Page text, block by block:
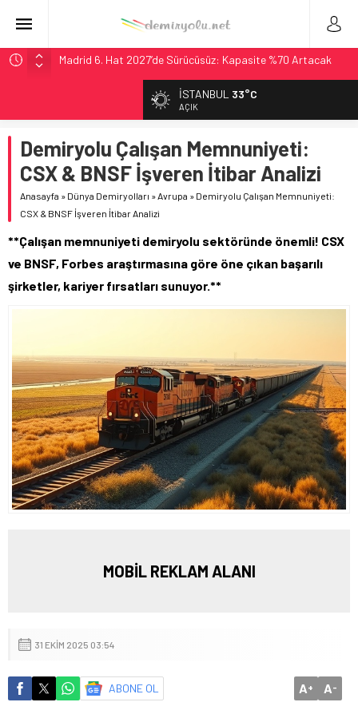
Madrid 6. Hat 2027’de Sürücüsüz: Kapasite %70 Artacak
Laing O’Rourke, 17,2 Milyar Sterlinlik Siparişle Tesis
İtalya’dan Yeni Otomotiv Demiryolu: 4.800 Ton CO2
Tasarrufu
Webuild Tüneli Tamamladı: Lima’da Seyahat 45 Dakikaya
İndi
Long Beach Limanı’na 58 Milyon Dolarlık Yeşil Yatırım Ödülü
İSTANBUL 33°C
AÇIK
Demiryolu Çalışan Memnuniyeti:
CSX & BNSF İşveren İtibar Analizi
Anasayfa » Dünya Demiryolları »Avrupa » Demiryolu Çalışan Memnuniyeti:
CSX & BNSF İşveren İtibar Analizi
**Çalışan memnuniyeti demiryolu sektöründe önemli! CSX
ve BNSF, Forbes araştırmasına göre öne çıkan başarılı
şirketler, kariyer fırsatları sunuyor.**
MOBİL REKLAM ALANI
31 EKIM 2025 03:54
ABONE OL A+ A-